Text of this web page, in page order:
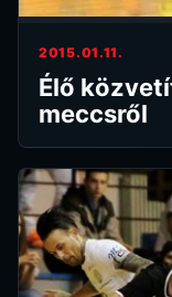
2015.01.11.
Élő
meccsről